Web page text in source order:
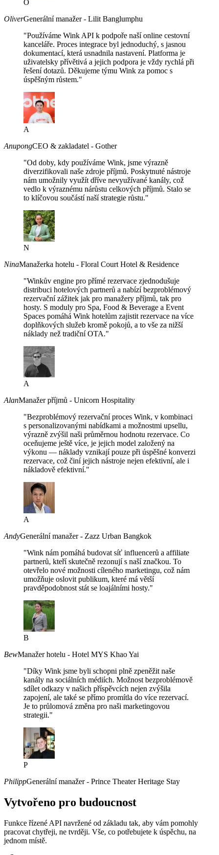
O
OliverGenerální manažer - Lilit Banglumphu
"Používáme Wink API k podpoře naší online cestovní
kanceláře. Proces integrace byl jednoduchý, s jasnou
dokumentací, která usnadnila nastavení. Platforma je
uživatelsky přívětivá a jejich podpora je vždy rychlá při
řešení dotazů. Děkujeme týmu Wink za pomoc s
úspěšným růstem."
A
AnupongCEO & zakladatel - Gother
"Od doby, kdy používáme Wink, jsme výrazně
diverzifikovali naše zdroje příjmů. Poskytnuté nástroje
nám umožnily využít dříve nevyužívané kanály, což
vedlo k výraznému nárůstu celkových příjmů. Stalo se
to klíčovou součástí naší strategie růstu."
N
NinaManažerka hotelu - Floral Court Hotel & Residence
"Winkův engine pro přímé rezervace zjednodušuje
distribuci hotelových partnerů a nabízí bezproblémový
rezervační zážitek jak pro manažery příjmů, tak pro
hosty. S moduly pro Spa, Food & Beverage a Event
Spaces pomáhá Wink hotelům zajistit rezervace na více
doplňkových služeb kromě pokojů, a to vše za nižší
náklady než tradiční OTA."
A
AlanManažer příjmů - Unicorn Hospitality
"Bezproblémový rezervační proces Wink, v kombinaci
s personalizovanými nabídkami a možnostmi upsellu,
výrazně zvýšil naši průměrnou hodnotu rezervace. Co
oceňujeme ještě více, je jejich model založený na
výkonu — náklady vznikají pouze při úspěšné konverzi
rezervace, což činí jejich nástroje nejen efektivní, ale i
nákladově efektivní."
A
AndyGenerální manažer - Zazz Urban Bangkok
"Wink nám pomáhá budovat síť influencerů a affiliate
partnerů, kteří skutečně rezonují s naší značkou. To
otevřelo nové možnosti cíleného marketingu, což nám
umožňuje oslovit publikum, které má větší
pravděpodobnost stát se loajálními hosty."
B
BewManažer hotelu - Hotel MYS Khao Yai
"Díky Wink jsme byli schopni plně zpeněžit naše
kanály na sociálních médiích. Možnost bezproblémově
sdílet odkazy v našich příspěvcích nejen zvýšila
zapojení, ale také se přímo promítla do více rezervací.
Je to průlomová změna pro naši marketingovou
strategii."
P
PhilippGenerální manažer - Prince Theater Heritage Stay
Vytvořeno pro budoucnost
Funkce řízené API navržené od základu tak, aby vám pomohly
pracovat chytřeji, ne tvrději. Vše, co potřebujete k úspěchu, na
jednom místě.